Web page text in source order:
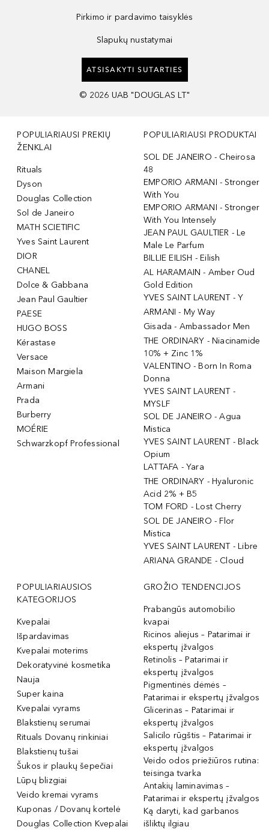
Pirkimo ir pardavimo taisyklės
Slapukų nustatymai
ATSISAKYTI SUTARTIES
© 2026 UAB "DOUGLAS LT"
POPULIARIAUSI PREKIŲ
ŽENKLAI
Rituals
Dyson
Douglas Collection
Sol de Janeiro
MATH SCIETIFIC
Yves Saint Laurent
DIOR
CHANEL
Dolce & Gabbana
Jean Paul Gaultier
PAESE
HUGO BOSS
Kérastase
Versace
Maison Margiela
Armani
Prada
Burberry
MOÉRIE
Schwarzkopf Professional
POPULIARIAUSI PRODUKTAI
SOL DE JANEIRO - Cheirosa
48
EMPORIO ARMANI - Stronger
With You
EMPORIO ARMANI - Stronger
With You Intensely
JEAN PAUL GAULTIER - Le
Male Le Parfum
BILLIE EILISH - Eilish
AL HARAMAIN - Amber Oud
Gold Edition
YVES SAINT LAURENT - Y
ARMANI - My Way
Gisada - Ambassador Men
THE ORDINARY - Niacinamide
10% + Zinc 1%
VALENTINO - Born In Roma
Donna
YVES SAINT LAURENT -
MYSLF
SOL DE JANEIRO - Agua
Mistica
YVES SAINT LAURENT - Black
Opium
LATTAFA - Yara
THE ORDINARY - Hyaluronic
Acid 2% + B5
TOM FORD - Lost Cherry
SOL DE JANEIRO - Flor
Mistica
YVES SAINT LAURENT - Libre
ARIANA GRANDE - Cloud
POPULIARIAUSIOS
KATEGORIJOS
Kvepalai
Išpardavimas
Kvepalai moterims
Dekoratyvinė kosmetika
Nauja
Super kaina
Kvepalai vyrams
Blakstienų serumai
Rituals Dovanų rinkiniai
Blakstienų tušai
Šukos ir plaukų šepečiai
Lūpų blizgiai
Veido kremai vyrams
Kuponas / Dovanų kortelė
Douglas Collection Kvepalai
GROŽIO TENDENCIJOS
Prabangūs automobilio
kvapai
Ricinos aliejus – Patarimai ir
ekspertų įžvalgos
Retinolis – Patarimai ir
ekspertų įžvalgos
Pigmentinės dėmės –
Patarimai ir ekspertų įžvalgos
Glicerinas – Patarimai ir
ekspertų įžvalgos
Salicilo rūgštis – Patarimai ir
ekspertų įžvalgos
Veido odos priežiūros rutina:
teisinga tvarka
Antakių laminavimas –
Patarimai ir ekspertų įžvalgos
Ką daryti, kad garbanos
išliktų ilgiau